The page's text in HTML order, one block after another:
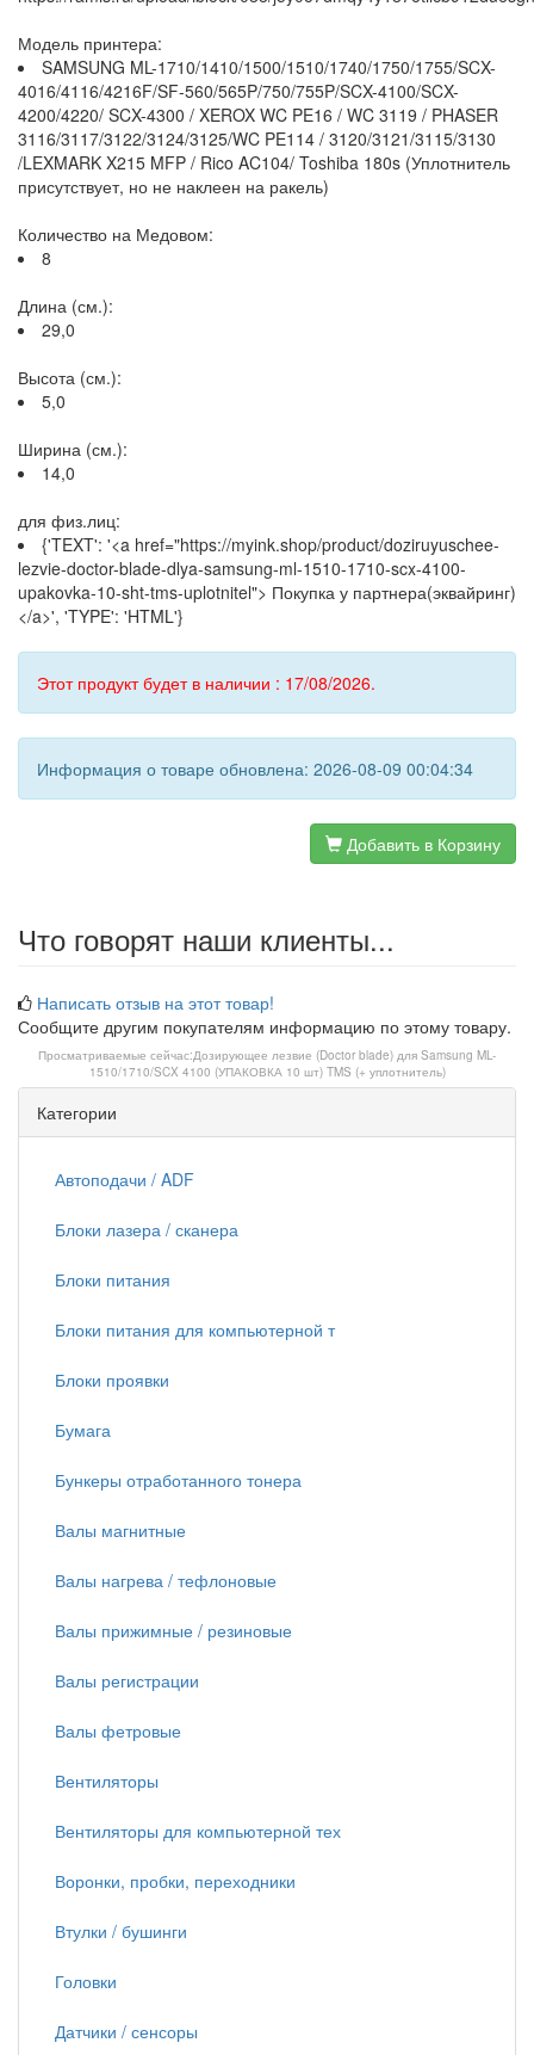
Модель принтера:
SAMSUNG ML-1710/1410/1500/1510/1740/1750/1755/SCX-
4016/4116/4216F/SF-560/565P/750/755P/SCX-4100/SCX-
4200/4220/ SCX-4300 / XEROX WC PE16 / WC 3119 / PHASER
3116/3117/3122/3124/3125/WC PE114 / 3120/3121/3115/3130
/LEXMARK X215 MFP / Rico AC104/ Toshiba 180s (Уплотнитель
присутствует, но не наклеен на ракель)
Количество на Медовом:
8
Длина (см.):
29,0
Высота (см.):
5,0
Ширина (см.):
14,0
для физ.лиц:
{'TEXT': '<a href="https://myink.shop/product/doziruyuschee-
lezvie-doctor-blade-dlya-samsung-ml-1510-1710-scx-4100-
upakovka-10-sht-tms-uplotnitel"> Покупка у партнера(эквайринг)
</a>', 'TYPE': 'HTML'}
Этот продукт будет в наличии : 17/08/2026.
Информация о товаре обновлена: 2026-08-09 00:04:34
Добавить в Корзину
Что говорят наши клиенты...
Написать отзыв на этот товар!
Сообщите другим покупателям информацию по этому товару.
Просматриваемые сейчас:Дозирующее лезвие (Doctor blade) для Samsung ML-
1510/1710/SCX 4100 (УПАКОВКА 10 шт) TMS (+ уплотнитель)
Категории
Автоподачи / ADF
Блоки лазера / сканера
Блоки питания
Блоки питания для компьютерной т
Блоки проявки
Бумага
Бункеры отработанного тонера
Валы магнитные
Валы нагрева / тефлоновые
Валы прижимные / резиновые
Валы регистрации
Валы фетровые
Вентиляторы
Вентиляторы для компьютерной тех
Воронки, пробки, переходники
Втулки / бушинги
Головки
Датчики / сенсоры